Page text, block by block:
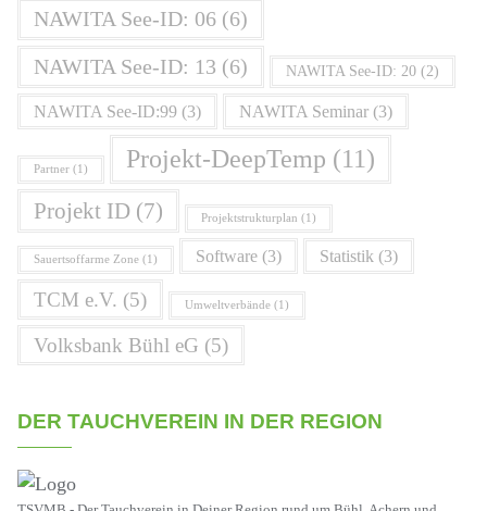
NAWITA See-ID: 06 (6)
NAWITA See-ID: 13 (6) NAWITA See-ID: 20 (2)
NAWITA See-ID:99 (3) NAWITA Seminar (3)
Partner (1) Projekt-DeepTemp (11)
Projekt ID (7) Projektstrukturplan (1)
Sauertsoffarme Zone (1) Software (3) Statistik (3)
TCM e.V. (5) Umweltverbände (1)
Volksbank Bühl eG (5)
DER TAUCHVEREIN IN DER REGION